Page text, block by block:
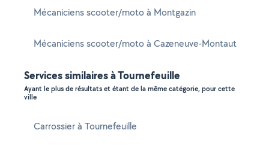
Mécaniciens scooter/moto à Montgazin
Mécaniciens scooter/moto à Cazeneuve-Montaut
Services similaires à Tournefeuille
Ayant le plus de résultats et étant de la même catégorie, pour cette
ville
Carrossier à Tournefeuille